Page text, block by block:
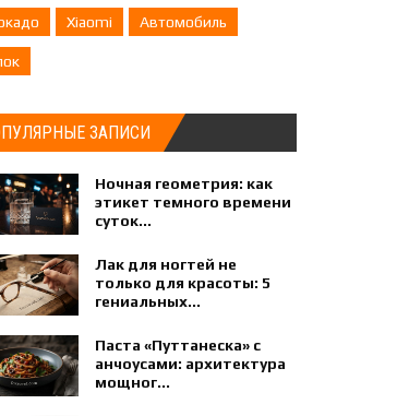
Xiaomi Автомобиль
ЗАПИСИ
Ночная геометрия: как
этикет темного времени
суток...
Лак для ногтей не
только для красоты: 5
гениальных...
Паста «Путтанеска» с
анчоусами: архитектура
мощног...